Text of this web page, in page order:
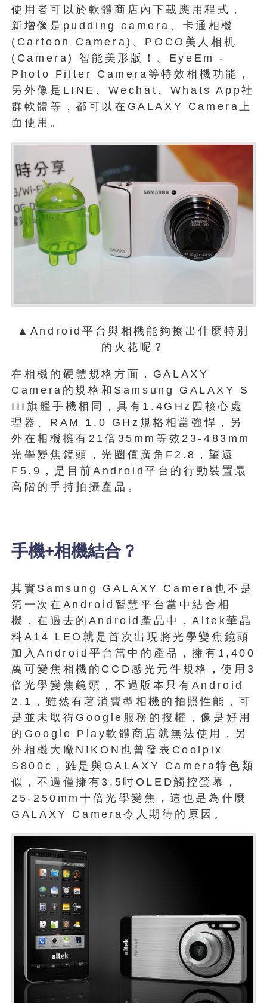
使用者可以於軟體商店內下載應用程式，
新增像是pudding camera、卡通相機
(Cartoon Camera)、POCO美人相机
(Camera) 智能美形版！、EyeEm -
Photo Filter Camera等特效相機功能，
另外像是LINE、Wechat、Whats App社
群軟體等，都可以在GALAXY Camera上
面使用。
▲Android平台與相機能夠擦出什麼特別
的火花呢？
在相機的硬體規格方面，GALAXY
Camera的規格和Samsung GALAXY S
III旗艦手機相同，具有1.4GHz四核心處
理器、RAM 1.0 GHz規格相當強悍，另
外在相機擁有21倍35mm等效23-483mm
光學變焦鏡頭，光圈值廣角F2.8，望遠
F5.9，是目前Android平台的行動裝置最
高階的手持拍攝產品。
手機+相機結合？
其實Samsung GALAXY Camera也不是
第一次在Android智慧平台當中結合相
機，在過去的Android產品中，Altek華晶
科A14 LEO就是首次出現將光學變焦鏡頭
加入Android平台當中的產品，擁有1,400
萬可變焦相機的CCD感光元件規格，使用3
倍光學變焦鏡頭，不過版本只有Android
2.1，雖然有著消費型相機的拍照性能，可
是並未取得Google服務的授權，像是好用
的Google Play軟體商店就無法使用，另
外相機大廠NIKON也曾發表Coolpix
S800c，雖是與GALAXY Camera特色類
似，不過僅擁有3.5吋OLED觸控螢幕，
25-250mm十倍光學變焦，這也是為什麼
GALAXY Camera令人期待的原因。